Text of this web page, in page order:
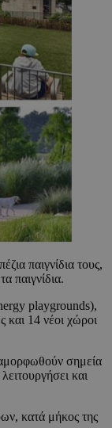
παιγνίδια τους,
παιγνίδια.
playgrounds),
και 14 νέοι χώροι
σημεία
και
κατά μήκος της